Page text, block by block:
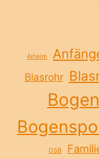
Alheim
Blasrohr
DSB